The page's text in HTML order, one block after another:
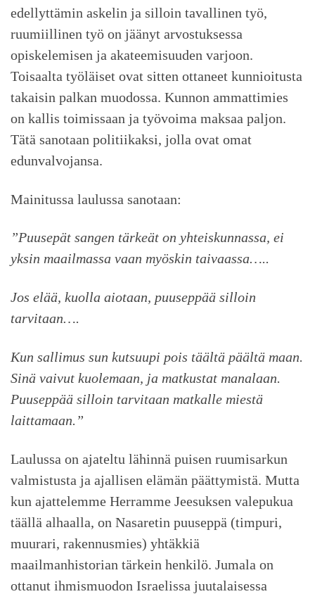
edellyttämin askelin ja silloin tavallinen työ,
ruumiillinen työ on jäänyt arvostuksessa
opiskelemisen ja akateemisuuden varjoon.
Toisaalta työläiset ovat sitten ottaneet kunnioitusta
takaisin palkan muodossa. Kunnon ammattimies
on kallis toimissaan ja työvoima maksaa paljon.
Tätä sanotaan politiikaksi, jolla ovat omat
edunvalvojansa.
Mainitussa laulussa sanotaan:
”Puusepät sangen tärkeät on yhteiskunnassa, ei
yksin maailmassa vaan myöskin taivaassa…..
Jos elää, kuolla aiotaan, puuseppää silloin
tarvitaan….
Kun sallimus sun kutsuupi pois täältä päältä maan.
Sinä vaivut kuolemaan, ja matkustat manalaan.
Puuseppää silloin tarvitaan matkalle miestä
laittamaan.”
Laulussa on ajateltu lähinnä puisen ruumisarkun
valmistusta ja ajallisen elämän päättymistä. Mutta
kun ajattelemme Herramme Jeesuksen valepukua
täällä alhaalla, on Nasaretin puuseppä (timpuri,
muurari, rakennusmies) yhtäkkiä
maailmanhistorian tärkein henkilö. Jumala on
ottanut ihmismuodon Israelissa juutalaisessa